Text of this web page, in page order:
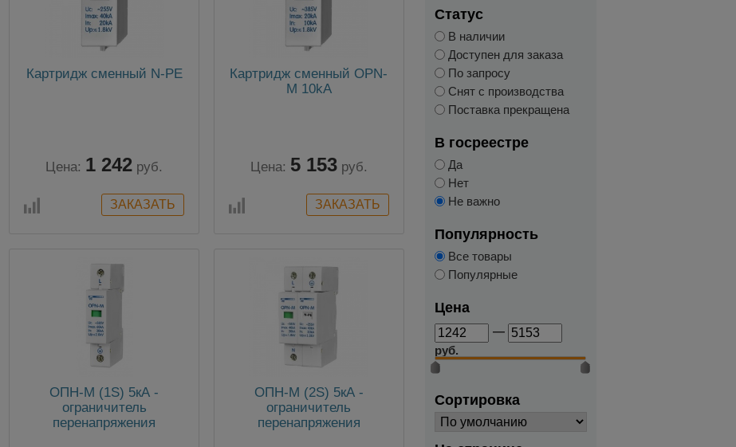
Картридж сменный N-PE
Цена: 1 242 руб.
Картридж сменный OPN-
M 10kA
Цена: 5 153 руб.
ОПН-М (1S) 5кА -
ограничитель
перенапряжения
ОПН-М (2S) 5кА -
ограничитель
перенапряжения
Статус
В наличии
Доступен для заказа
По запросу
Снят с производства
Поставка прекращена
В госреестре
Да
Нет
Не важно
Популярность
Все товары
Популярные
Цена
—
руб.
Сортировка